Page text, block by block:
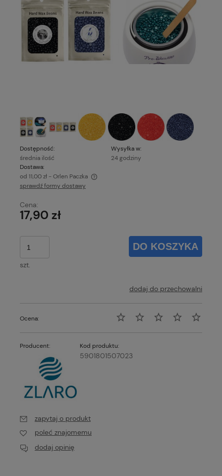
Dostępność:
średnia ilość
Wysyłka w:
24 godziny
Dostawa:
od 11,00 zł - Orlen Paczka
Cena nie zawiera ewentualnych kosztów płatności
sprawdź formy dostawy
Cena:
17,90 zł
szt.
DO KOSZYKA
dodaj do przechowalni
Ocena:
Producent: Kod produktu:
5901801507023
zapytaj o produkt
poleć znajomemu
dodaj opinię